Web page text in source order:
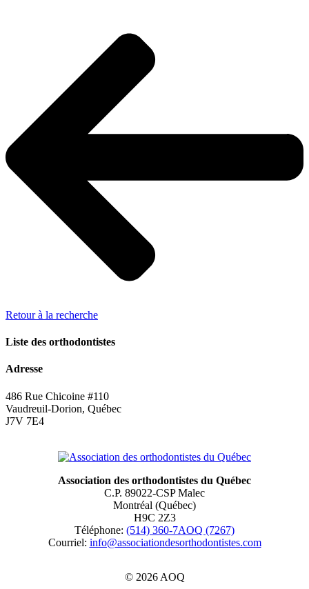
Retour à la recherche
Liste des orthodontistes
Adresse
486 Rue Chicoine #110
Vaudreuil-Dorion, Québec
J7V 7E4
Association des orthodontistes du Québec
C.P. 89022-CSP Malec
Montréal (Québec)
H9C 2Z3
Téléphone: (514) 360-7AOQ (7267)
Courriel: info@associationdesorthodontistes.com
© 2026 AOQ